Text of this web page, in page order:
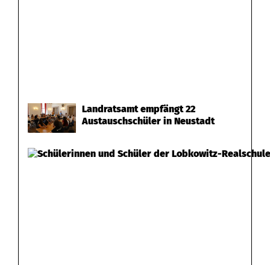
Landratsamt empfängt 22
Austauschschüler in Neustadt